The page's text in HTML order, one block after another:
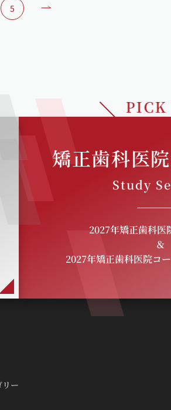
5
PICK
矯正歯科医
Study
2027年矯正歯科医
＆
2027年矯正歯科医院コ
ー